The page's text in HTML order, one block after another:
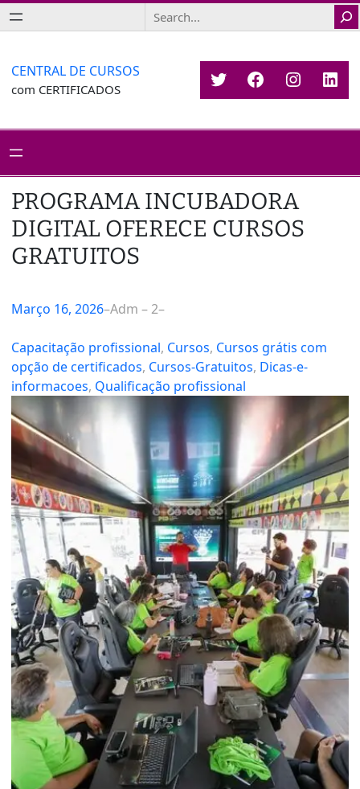
Saltar
para
conteúdo
Search
CENTRAL DE CURSOS
com CERTIFICADOS TwitterFacebook
PROGRAMA INCUBADORA
DIGITAL OFERECE CURSOS
GRATUITOS
Março 16, 2026–Adm – 2–
Capacitação profissional, Cursos, Cursos grátis com
opção de certificados, Cursos-Gratuitos, Dicas-e-
informacoes, Qualificação profissional